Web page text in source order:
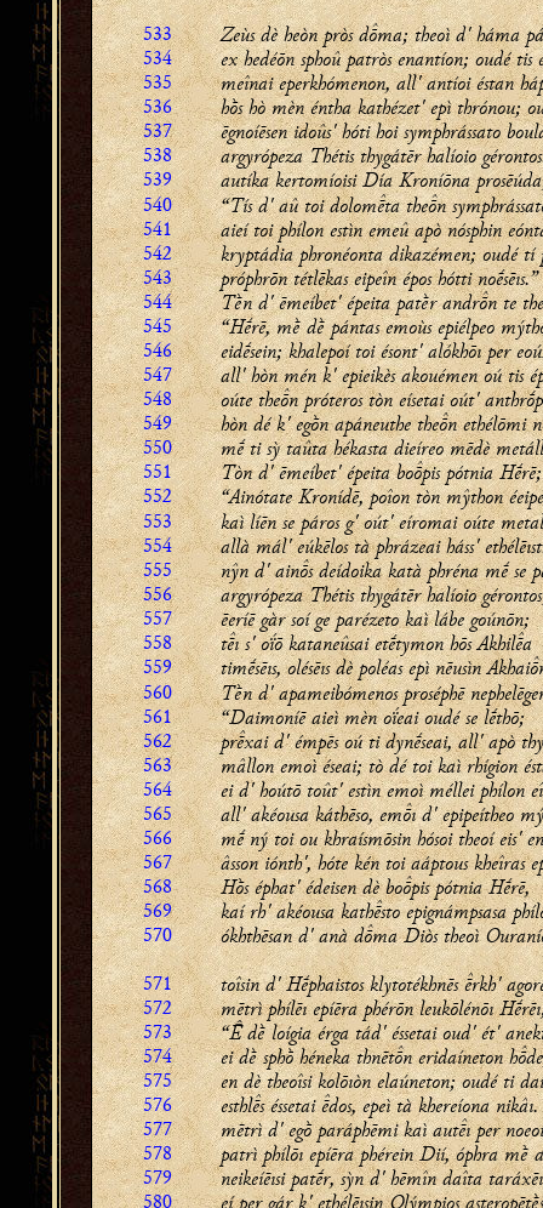
533 Zeùs dè heòn pròs dma; theoì d' háma
534 ex hedéōn sphoû patròs enantíon; oudé tis
535 meînai eperkhómenon, all' antíoi éstan
536 hṑs hò mèn éntha kathézet' epì thrónou;
537 ēgnoíēsen idoûs' hóti hoi symphrássato
538 argyrópeza Thétis thygátēr halíoio
539 autíka kertomíoisi Día Kroníōna
540 “Tís d' aû toi dolomta then
541 aieí toi phílon estìn emeû apò nósphin
542 kryptádia phronéonta dikazémen; oudé tí
543 próphrōn tétlēkas eipeîn épos hótti noḗsēıs.”
544 Tḕn d' ēmeíbet' épeita patḕr andrn te
545 “Hḗrē, mḕ dḕ pántas emoùs epiélpeo
546 eidḗsein; khalepoí toi ésont' alókhōı per
547 all' hòn mén k' epieikès akouémen oú tis
548 oúte then próteros tòn eísetai oút'
549 hòn dé k' egṑn apáneuthe then ethélōmi
550 mḗ ti sỳ taûta hékasta dieíreo mēdè
551 Tòn d' ēmeíbet' épeita bopis pótnia Hḗrē;
552 “Ainótate Kronídē, poîon tòn mŷthon
553 kaì líēn se páros g' oút' eíromai oúte
554 allà mál' eúkēlos tà phrázeai háss'
555 nŷn d' ains deídoika katà phréna mḗ se
556 argyrópeza Thétis thygátēr halíoio
557 ēeríē gàr soí ge parézeto kaì lábe goúnōn;
558 tı s' oḯō kataneûsai etḗtymon hōs Akhila
559 timḗsēıs, olésēıs dè poléas epì nēusìn
560 Tḕn d' apameibómenos proséphē
561 “Daimoníē aieì mèn oḯeai oudé se lḗthō;
562 prxai d' émpēs oú ti dynḗseai, all' apò
563 mâllon emoì éseai; tò dé toi kaì rhígion
564 ei d' hoútō toût' estìn emoì méllei phílon
565 all' akéousa káthēso, emı d' epipeítheo
566 mḗ ný toi ou khraísmōsin hósoi theoí eis'
567 âsson iónth', hóte kén toi aáptous kheîras
568 Hṑs éphat' édeisen dè bopis pótnia Hḗrē,
569 kaí rh' akéousa kathsto epignámpsasa
570 ókhthēsan d' anà dma Diòs theoì
571 toîsin d' Hḗphaistos klytotékhnēs rkh'
572 mētrì phílēı epíēra phérōn leukōlénōı
573 “ dḕ loígia érga tád' éssetai oud' ét'
574 ei dḕ sphṑ héneka thnētn eridaíneton
575 en dè theoîsi kolōıòn elaúneton; oudé ti
576 esthls éssetai dos, epeì tà khereíona nikâı.
577 mētrì d' egṑ paráphēmi kaì autı per
578 patrì phílōı epíēra phérein Dií, óphra mḕ
579 neikeíēısi patḗr, sỳn d' hēmîn daîta
580 eí per gár k' ethélēısin Olýmpios asteropētḕs